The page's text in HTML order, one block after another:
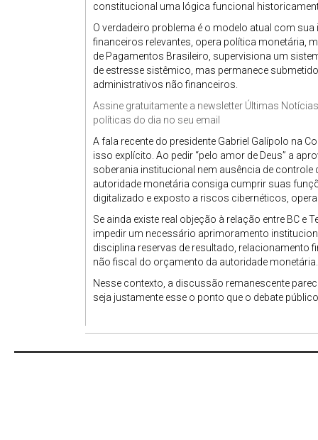
constitucional uma lógica funcional
O verdadeiro problema é o modelo atual com
financeiros relevantes, opera política monetária,
de Pagamentos Brasileiro, supervisiona um
de estresse sistêmico, mas permanece
administrativos não financeiros.
Assine gratuitamente a newsletter Últimas
políticas do dia no seu email
A fala recente do presidente Gabriel Galípolo na
isso explícito. Ao pedir “pelo amor de Deus” a
soberania institucional nem ausência de
autoridade monetária consiga cumprir suas
digitalizado e exposto a riscos cibernéticos,
Se ainda existe real objeção à relação entre BC
impedir um necessário aprimoramento
disciplina reservas de resultado, relacionamento
não fiscal do orçamento da autoridade monetária.
Nesse contexto, a discussão remanescente
seja justamente esse o ponto que o debate